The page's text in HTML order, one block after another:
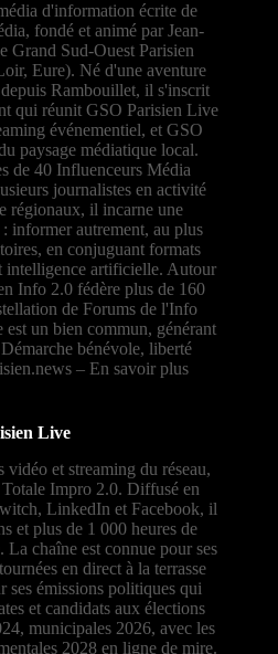
d'information écrite de
fondé et animé par Jean-
Grand Sud-Ouest Parisien
Eure). Né d'une aventure
Rambouillet, il s'inscrit
qui réunit GSO Parisien Live
événementiel, et GSO
paysage médiatique local.
de 40 Influenceurs Média
journalistes en activité
régionaux, il incarne une
informer autrement, au plus
en conjuguant formats
intelligence artificielle. Autour
Info 2.0 fédère plus de 160
de Forums de l'Info
un bien commun, générant
bénévole, liberté
– En savoir plus
Live
vidéo et streaming du réseau,
Impro 2.0. Diffusé en
LinkedIn et Facebook, il
et plus de 1 000 heures de
La chaîne est connue pour ses
en direct à la terrasse
ses émissions politiques qui
et candidats aux élections
municipales 2026, avec les
2028 en ligne de mire.